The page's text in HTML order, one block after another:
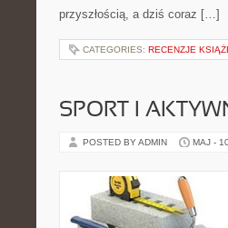
przyszłością, a dziś coraz […]
CATEGORIES: RECENZJE
SPORT I
POSTED BY ADMIN MAJ -